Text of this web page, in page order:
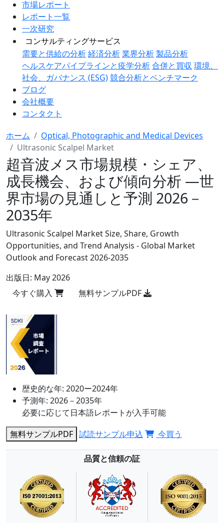
市場レポート
レポート一覧
一次研究
コンサルティングサービス
需要と供給の分析経済分析業界分析製品分析
ヘルスケアパイプラインと疫学分析合併と買収 環境、
社会、ガバナンス (ESG)競合分析とベンチマーク
ブログ
会社概要
コンタクト
ホーム
Optical, Photographic and Medical Devices
Ultrasonic Scalpel Market
超音波メス市場規模・シェア、
成長機会、および傾向分析 ―世
界市場の見通しと予測 2026－
2035年
Ultrasonic Scalpel Market Size, Share, Growth
Opportunities, and Trend Analysis - Global Market
Outlook and Forecast 2026-2035
出版日: May 2026
今すぐ購入
無料サンプルPDF
歴史的な年: 2020ー2024年
予測年: 2026－2035年
必要に応じて日本語レポートが入手可能
無料サンプルPDF 試読サンプル申込 今買う
品質と信頼の証